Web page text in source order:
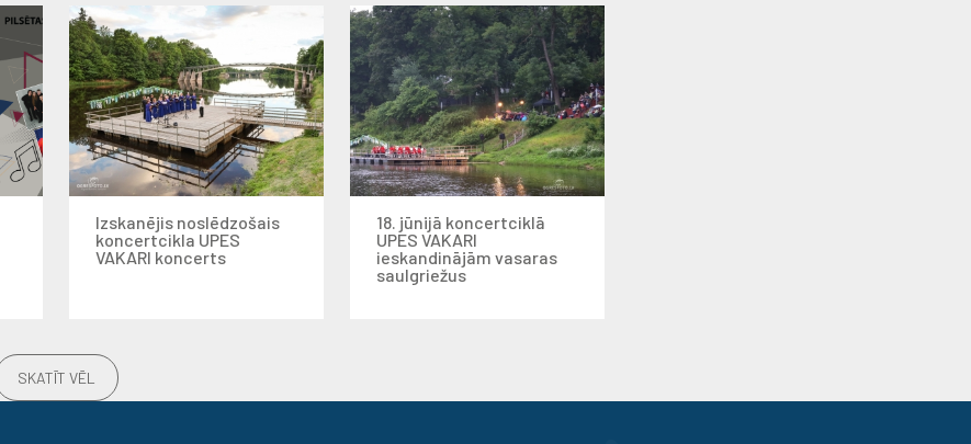
Izskanējis noslēdzošais
koncertcikla UPES
VAKARI koncerts
18. jūnijā koncertciklā
UPES VAKARI
ieskandinājām vasaras
saulgriežus
SKATĪT VĒL